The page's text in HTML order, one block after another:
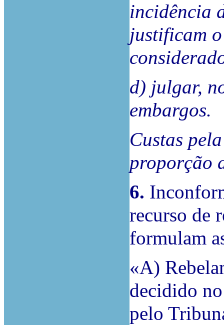
incidência
justificam
d) julgar,
embargos.
Custas
proporção
6.
recurso de
formulam
«A)
decidido
pelo